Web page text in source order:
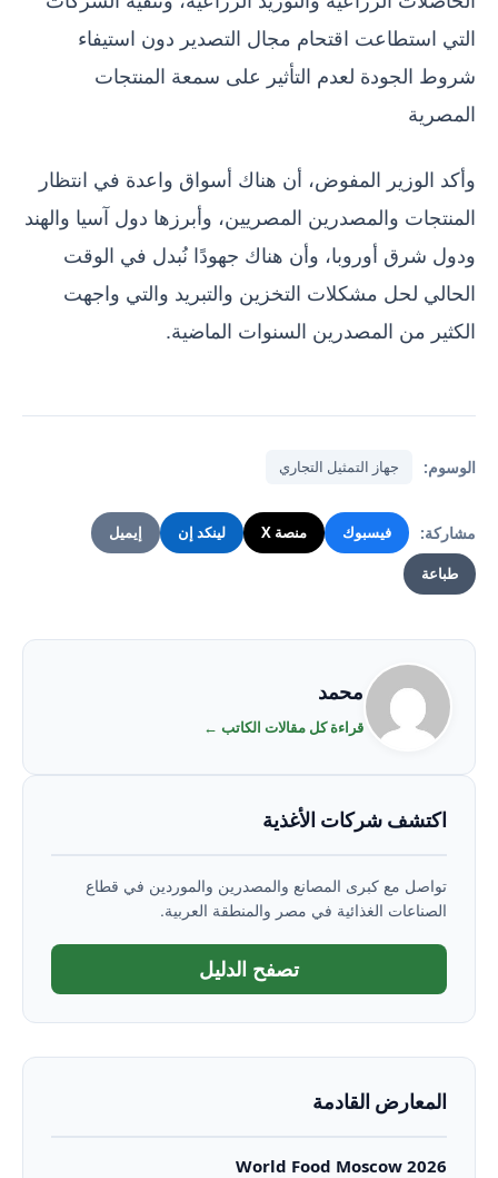
التي استطاعت اقتحام مجال التصدير دون استيفاء
شروط الجودة لعدم التأثير على سمعة المنتجات
المصرية
وأكد الوزير المفوض، أن هناك أسواق واعدة في انتظار
المنتجات والمصدرين المصريين، وأبرزها دول آسيا والهند
ودول شرق أوروبا، وأن هناك جهودًا نُبدل في الوقت
الحالي لحل مشكلات التخزين والتبريد والتي واجهت
الكثير من المصدرين السنوات الماضية.
الوسوم: جهاز التمثيل التجاري
مشاركة: فيسبوك منصة X لينكد إن إيميل
طباعة
محمد
قراءة كل مقالات الكاتب ←
اكتشف شركات الأغذية
تواصل مع كبرى المصانع والمصدرين والموردين في قطاع
الصناعات الغذائية في مصر والمنطقة العربية.
تصفح الدليل
المعارض القادمة
World Food Moscow 2026